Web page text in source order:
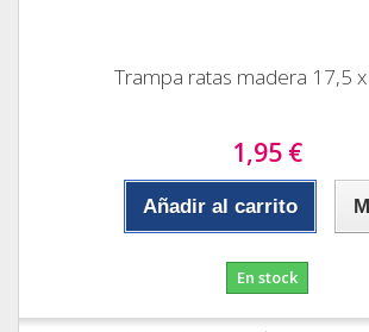
Trampa ratas madera 17,5 x
1,95 €
Añadir al carrito
En stock